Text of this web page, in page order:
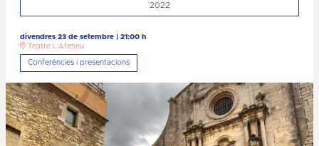
2022
divendres 23 de setembre
21:00 h
Teatre L'Ateneu
Conferències i presentacions